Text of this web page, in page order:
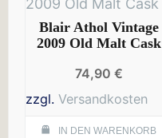
Blair Athol Vintage
2009 Old Malt Cask
74,90 €
zzgl. Versandkosten
IN DEN WARENKORB